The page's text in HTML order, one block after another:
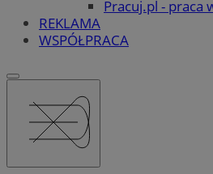
Pracuj.pl - praca
REKLAMA
WSPÓŁPRACA